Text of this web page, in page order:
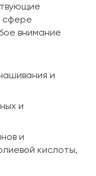
сфере
внимание
и
и
и
кислоты,